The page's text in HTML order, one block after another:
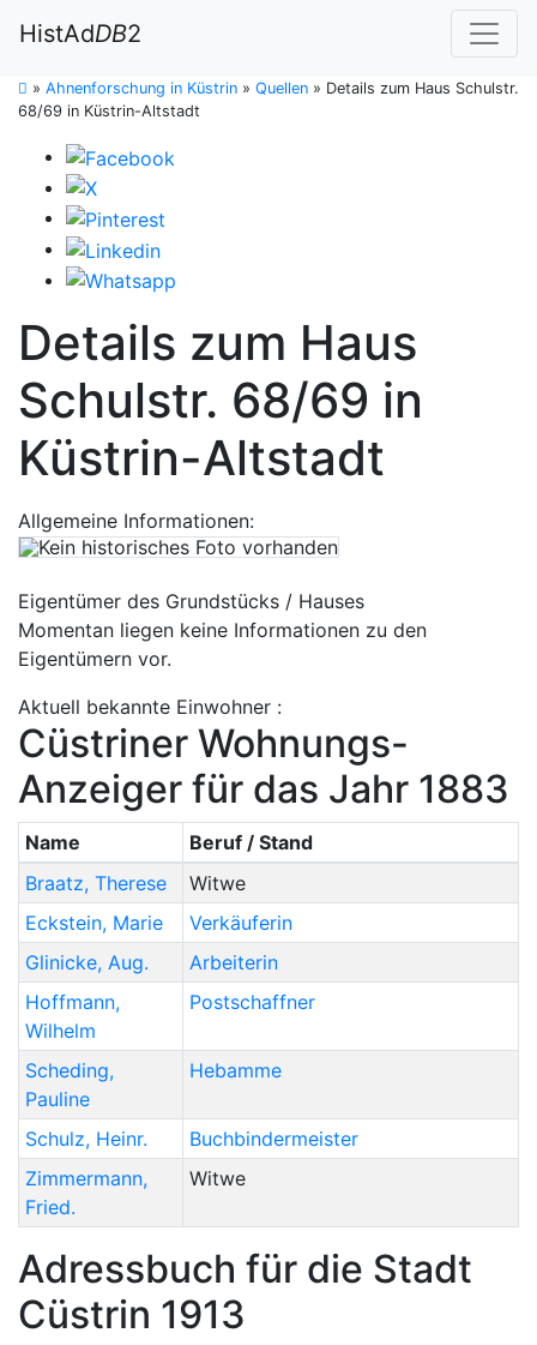
HistAdDB2
» Ahnenforschung in Küstrin » Quellen » Details zum Haus Schulstr.
68/69 in Küstrin-Altstadt
Details zum Haus
Schulstr. 68/69 in
Küstrin-Altstadt
Allgemeine Informationen:
Eigentümer des Grundstücks / Hauses
Momentan liegen keine Informationen zu den
Eigentümern vor.
Aktuell bekannte Einwohner :
Cüstriner Wohnungs-
Anzeiger für das Jahr 1883
Name
Beruf / Stand
Braatz, Therese
Witwe
Eckstein, Marie
Verkäuferin
Glinicke, Aug.
Arbeiterin
Hoffmann,
Wilhelm
Postschaffner
Scheding,
Pauline
Hebamme
Schulz, Heinr.
Buchbindermeister
Zimmermann,
Fried.
Witwe
Adressbuch für die Stadt
Cüstrin 1913